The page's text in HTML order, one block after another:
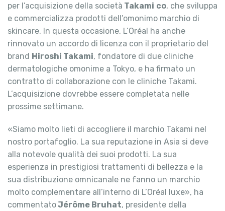
per l’acquisizione della società Takami co, che sviluppa
e commercializza prodotti dell’omonimo marchio di
skincare. In questa occasione, L’Oréal ha anche
rinnovato un accordo di licenza con il proprietario del
brand Hiroshi Takami, fondatore di due cliniche
dermatologiche omonime a Tokyo, e ha firmato un
contratto di collaborazione con le cliniche Takami.
L’acquisizione dovrebbe essere completata nelle
prossime settimane.
«Siamo molto lieti di accogliere il marchio Takami nel
nostro portafoglio. La sua reputazione in Asia si deve
alla notevole qualità dei suoi prodotti. La sua
esperienza in prestigiosi trattamenti di bellezza e la
sua distribuzione omnicanale ne fanno un marchio
molto complementare all’interno di L’Oréal luxe», ha
commentatoJérôme Bruhat, presidente della